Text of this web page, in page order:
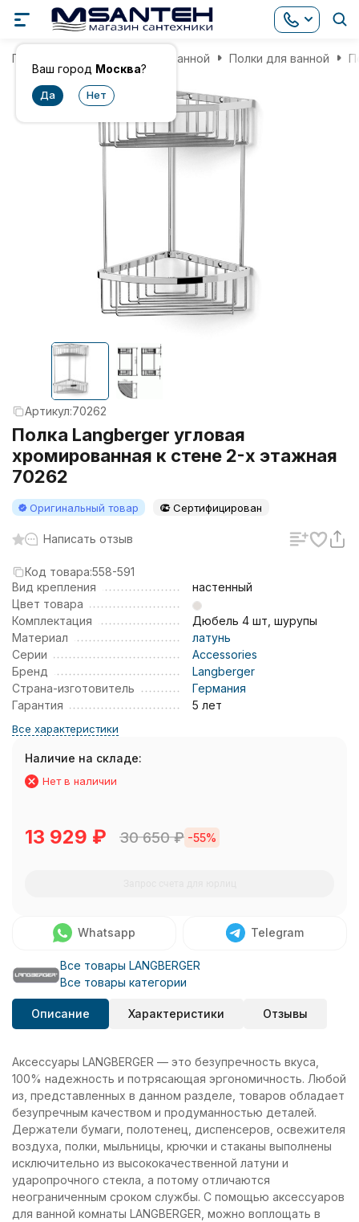
Ваш город Москва?
Главная Аксессуары для ванной Полки для ванной
Артикул:70262
Полка Langberger угловая
хромированная к стене 2-х этажная
70262
Оригинальный товар Сертифицирован
Написать отзыв
Код товара:558-591
Вид крепления
настенный
Цвет товара
Комплектация
Дюбель 4 шт, шурупы
Материал
латунь
Серии
Accessories
Бренд
Langberger
Страна-изготовитель
Германия
Гарантия
5 лет
Все характеристики
Наличие на складе:
Нет в наличии
13 929 ₽ 30 650₽ -55%
Whatsapp Telegram
Все товары LANGBERGER
Все товары категории
Описание Характеристики Отзывы
Аксессуары LANGBERGER — это безупречность вкуса,
100% надежность и потрясающая эргономичность. Любой
из, представленных в данном разделе, товаров обладает
безупречным качеством и продуманностью деталей.
Держатели бумаги, полотенец, диспенсеров, освежителя
воздуха, полки, мыльницы, крючки и стаканы выполнены
исключительно из высококачественной латуни и
ударопрочного стекла, а потому отличаются
неограниченным сроком службы. С помощью аксессуаров
для ванной комнаты LANGBERGER, можно воплощать в